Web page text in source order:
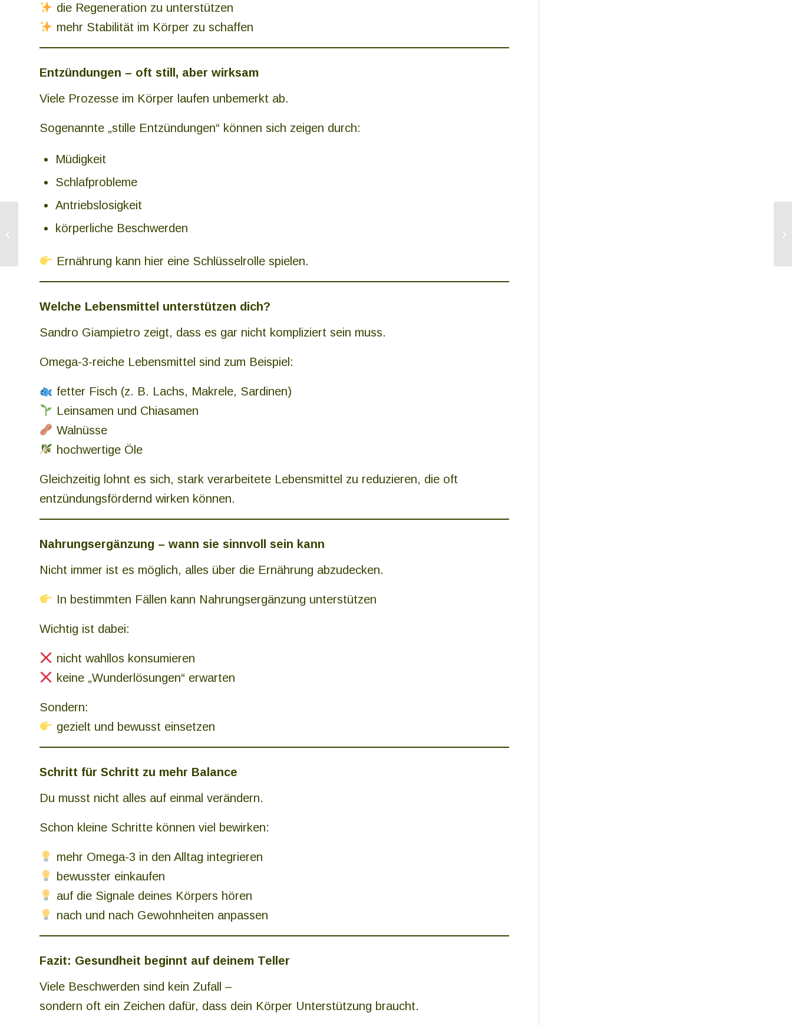
die Regeneration zu unterstützen
mehr Stabilität im Körper zu schaffen
Entzündungen – oft still, aber wirksam
Viele Prozesse im Körper laufen unbemerkt ab.
Sogenannte „stille Entzündungen“ können sich zeigen durch:
Müdigkeit
Schlafprobleme
Antriebslosigkeit
körperliche Beschwerden
Ernährung kann hier eine Schlüsselrolle spielen.
Welche Lebensmittel unterstützen dich?
Sandro Giampietro zeigt, dass es gar nicht kompliziert sein muss.
Omega-3-reiche Lebensmittel sind zum Beispiel:
fetter Fisch (z. B. Lachs, Makrele, Sardinen)
Leinsamen und Chiasamen
Walnüsse
hochwertige Öle
Gleichzeitig lohnt es sich, stark verarbeitete Lebensmittel zu reduzieren, die oft
entzündungsfördernd wirken können.
Nahrungsergänzung – wann sie sinnvoll sein kann
Nicht immer ist es möglich, alles über die Ernährung abzudecken.
In bestimmten Fällen kann Nahrungsergänzung unterstützen
Wichtig ist dabei:
nicht wahllos konsumieren
keine „Wunderlösungen“ erwarten
Sondern:
gezielt und bewusst einsetzen
Schritt für Schritt zu mehr Balance
Du musst nicht alles auf einmal verändern.
Schon kleine Schritte können viel bewirken:
mehr Omega-3 in den Alltag integrieren
bewusster einkaufen
auf die Signale deines Körpers hören
nach und nach Gewohnheiten anpassen
Fazit: Gesundheit beginnt auf deinem Teller
Viele Beschwerden sind kein Zufall –
sondern oft ein Zeichen dafür, dass dein Körper Unterstützung braucht.
Wasser: Das
unterschätzte